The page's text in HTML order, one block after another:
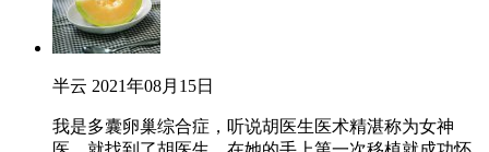
半云 2021年08月15日
我是多囊卵巢综合症，听说胡医生医术精湛称为女神